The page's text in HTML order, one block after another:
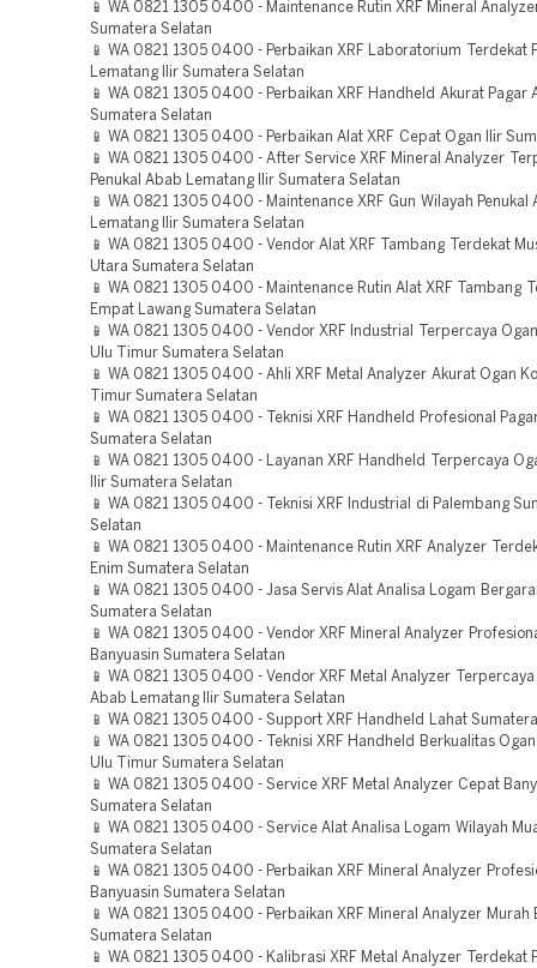
📱 WA 0821 1305 0400 - Maintenance Rutin XRF Mineral
Sumatera Selatan
📱 WA 0821 1305 0400 - Perbaikan XRF Laboratorium Terdekat
Lematang Ilir Sumatera Selatan
📱 WA 0821 1305 0400 - Perbaikan XRF Handheld Akurat Pagar
Sumatera Selatan
📱 WA 0821 1305 0400 - Perbaikan Alat XRF Cepat Ogan Ilir
📱 WA 0821 1305 0400 - After Service XRF Mineral Analyzer
Penukal Abab Lematang Ilir Sumatera Selatan
📱 WA 0821 1305 0400 - Maintenance XRF Gun Wilayah Penukal
Lematang Ilir Sumatera Selatan
📱 WA 0821 1305 0400 - Vendor Alat XRF Tambang Terdekat
Utara Sumatera Selatan
📱 WA 0821 1305 0400 - Maintenance Rutin Alat XRF Tambang
Empat Lawang Sumatera Selatan
📱 WA 0821 1305 0400 - Vendor XRF Industrial Terpercaya
Ulu Timur Sumatera Selatan
📱 WA 0821 1305 0400 - Ahli XRF Metal Analyzer Akurat Ogan
Timur Sumatera Selatan
📱 WA 0821 1305 0400 - Teknisi XRF Handheld Profesional
Sumatera Selatan
📱 WA 0821 1305 0400 - Layanan XRF Handheld Terpercaya
Ilir Sumatera Selatan
📱 WA 0821 1305 0400 - Teknisi XRF Industrial di Palembang
Selatan
📱 WA 0821 1305 0400 - Maintenance Rutin XRF Analyzer
Enim Sumatera Selatan
📱 WA 0821 1305 0400 - Jasa Servis Alat Analisa Logam
Sumatera Selatan
📱 WA 0821 1305 0400 - Vendor XRF Mineral Analyzer
Banyuasin Sumatera Selatan
📱 WA 0821 1305 0400 - Vendor XRF Metal Analyzer Terpercaya
Abab Lematang Ilir Sumatera Selatan
📱 WA 0821 1305 0400 - Support XRF Handheld Lahat
📱 WA 0821 1305 0400 - Teknisi XRF Handheld Berkualitas
Ulu Timur Sumatera Selatan
📱 WA 0821 1305 0400 - Service XRF Metal Analyzer Cepat
Sumatera Selatan
📱 WA 0821 1305 0400 - Service Alat Analisa Logam Wilayah
Sumatera Selatan
📱 WA 0821 1305 0400 - Perbaikan XRF Mineral Analyzer
Banyuasin Sumatera Selatan
📱 WA 0821 1305 0400 - Perbaikan XRF Mineral Analyzer Murah
Sumatera Selatan
📱 WA 0821 1305 0400 - Kalibrasi XRF Metal Analyzer Terdekat